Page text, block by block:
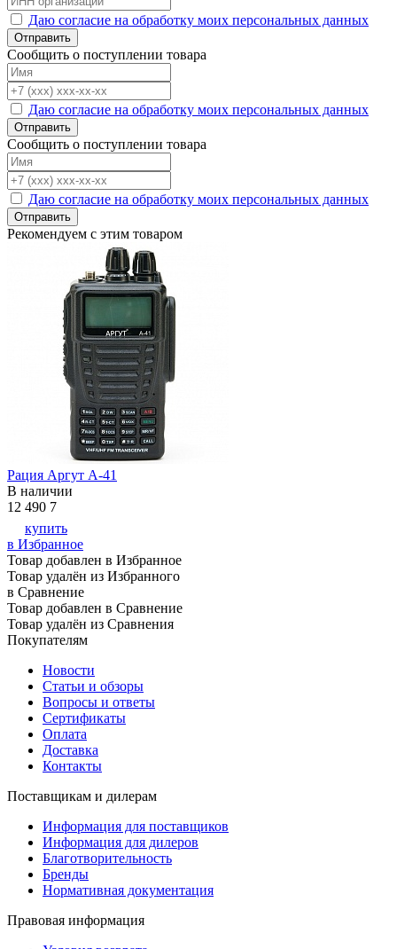
Даю согласие на обработку моих персональных данных
Отправить
Сообщить о поступлении товара
Даю согласие на обработку моих персональных данных
Отправить
Сообщить о поступлении товара
Даю согласие на обработку моих персональных данных
Отправить
Рекомендуем с этим товаром
Рация Аргут А-41
В наличии
12 490 7
купить
в Избранное
Товар добавлен в Избранное
Товар удалён из Избранного
в Сравнение
Товар добавлен в Сравнение
Товар удалён из Сравнения
Покупателям
Новости
Статьи и обзоры
Вопросы и ответы
Сертификаты
Оплата
Доставка
Контакты
Поставщикам и дилерам
Информация для поставщиков
Информация для дилеров
Благотворительность
Бренды
Нормативная документация
Правовая информация